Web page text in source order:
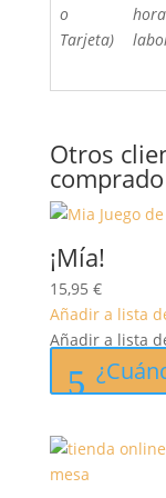
o
Tarjeta)
Otros
comprado
¡Mía!
15,95 €
Añadir a lista
Añadir a lista